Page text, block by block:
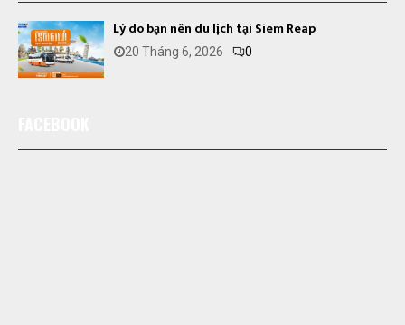
Lý do bạn nên du lịch tại Siem Reap
20 Tháng 6, 2026 0